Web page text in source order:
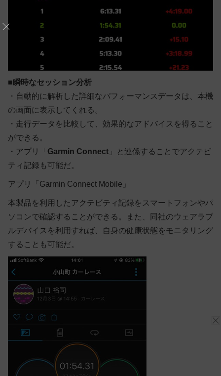
■瞬時なセッション分析
・自動的に解析した詳細なパフォーマンスデータは、本機
の画面に表示してくれる。
・走行データを比較して、効果的なアドバイスを得ること
ができる。
・アプリ「 Garmin Connect 」と連係することでアクテビ
ティ記録も可能だ。
アプリ「Garmin Connect Mobile」
本製品を利用したアクテビティ記録をスマートフォンやパ
ソコンで確認することができる。また、同社のウェアラブ
ルデバイスを利用すれば、自身の健康状態をモニタリング
することも可能だ。